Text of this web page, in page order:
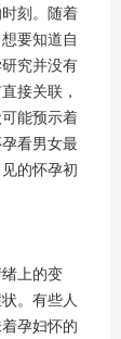
刻。随着
要知道自
究并没有
接关联，
能预示着
看男女最
的怀孕初
上的变
。有些人
孕妇怀的